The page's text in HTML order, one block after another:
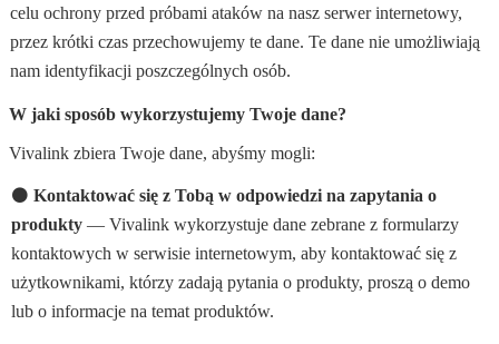
celu ochrony przed próbami ataków na nasz serwer internetowy,
przez krótki czas przechowujemy te dane. Te dane nie umożliwiają
nam identyfikacji poszczególnych osób.
W jaki sposób wykorzystujemy Twoje dane?
Vivalink zbiera Twoje dane, abyśmy mogli:
⚫ Kontaktować się z Tobą w odpowiedzi na zapytania o
produkty — Vivalink wykorzystuje dane zebrane z formularzy
kontaktowych w serwisie internetowym, aby kontaktować się z
użytkownikami, którzy zadają pytania o produkty, proszą o demo
lub o informacje na temat produktów.